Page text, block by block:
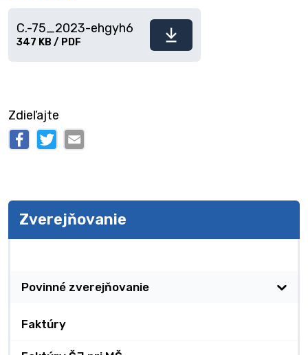
Stiahnuť
C.-75_2023-ehgyh6
347 KB / PDF
Zdieľajte
Zverejňovanie
Povinné zverejňovanie
Faktúry